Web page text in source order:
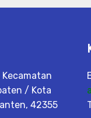
/ Kota
42355